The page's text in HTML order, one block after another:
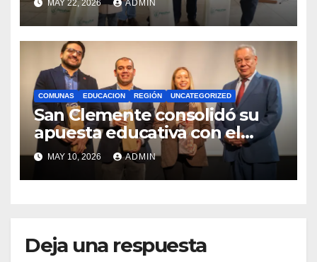
Royalty Minero
MAY 22, 2026 ADMIN
COMUNAS EDUCACION REGIÓN UNCATEGORIZED
San Clemente consolidó su
apuesta educativa con el
lanzamiento del
Preuniversitario Brotes 2026
MAY 10, 2026 ADMIN
Deja una respuesta